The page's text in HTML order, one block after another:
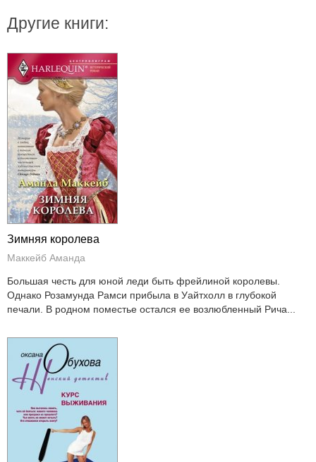
Другие книги:
Зимняя королева
Маккейб Аманда
Большая честь для юной леди быть фрейлиной королевы.
Однако Розамунда Рамси прибыла в Уайтхолл в глубокой
печали. В родном поместье остался ее возлюбленный Рича...